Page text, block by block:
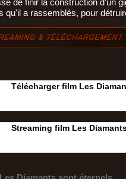
de finir la construction d'un
qu'il a rassemblés, pour
Télécharger film Les
Streaming film Les